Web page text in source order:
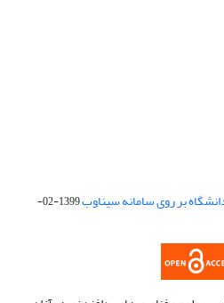
بر روی سامانه سیناوب
1399-02-